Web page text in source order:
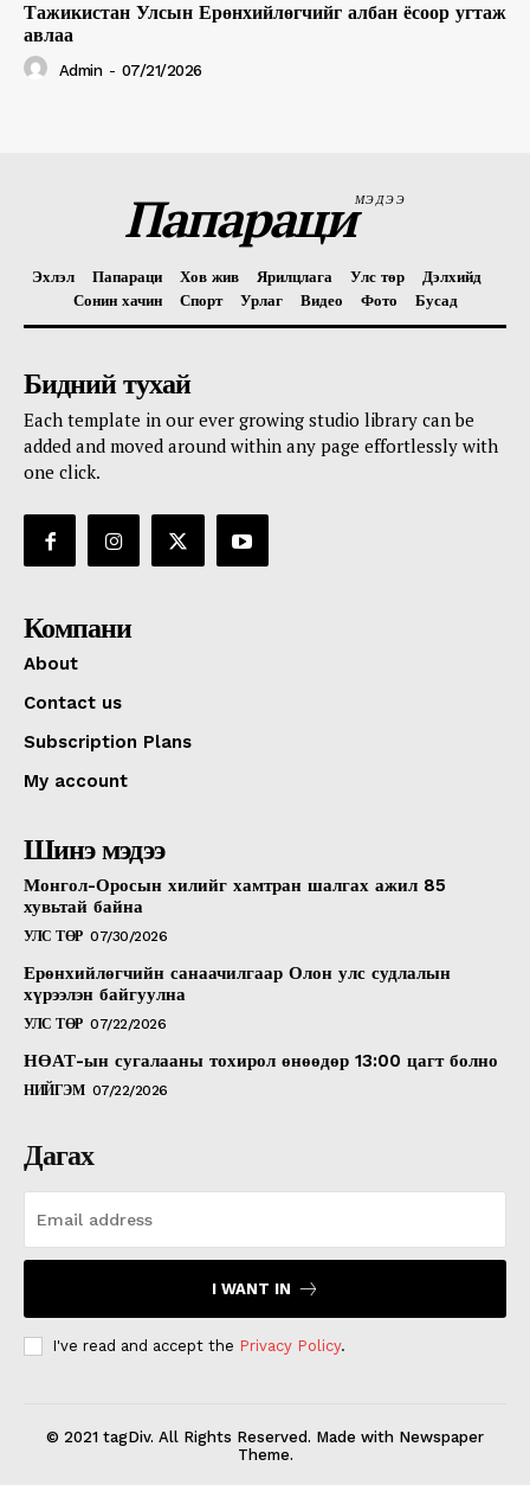
Тажикистан Улсын Ерөнхийлөгчийг албан ёсоор угтаж
авлаа
Admin - 07/21/2026
ПапарациМЭДЭЭ
Эхлэл Папараци Хов жив Ярилцлага Улс төр
Дэлхийд
Сонин хачин
Спорт Урлаг Видео Фото Бусад
Бидний тухай
Each template in our ever growing studio library can be
added and moved around within any page effortlessly with
one click.
Компани
About
Contact us
Subscription Plans
My account
Шинэ мэдээ
Монгол-Оросын хилийг хамтран шалгах ажил 85
хувьтай байна
УЛС ТӨР 07/30/2026
Ерөнхийлөгчийн санаачилгаар Олон улс судлалын
хүрээлэн байгуулна
УЛС ТӨР 07/22/2026
НӨАТ-ын сугалааны тохирол өнөөдөр 13:00 цагт болно
НИЙГЭМ 07/22/2026
Дагах
I WANT IN
I've read and accept the Privacy Policy.
© 2021 tagDiv. All Rights Reserved. Made with Newspaper
Theme.